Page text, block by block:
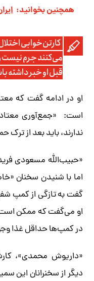
همچنین بخوانید:
کارتن‌خوابی
می‌کنند جرم نیست
قبل او خبر داشته
او در ادامه گفت که
است: «جمع‌آوری
ندارند، باید بعد از
«حبیب‌الله مسعودی
اما با شنیدن سخنان
گفت به تازگی از کمپ
او می‌گفت که ممکن
در کمپ‌ها حداقل غذا
«داریوش محمدی»،